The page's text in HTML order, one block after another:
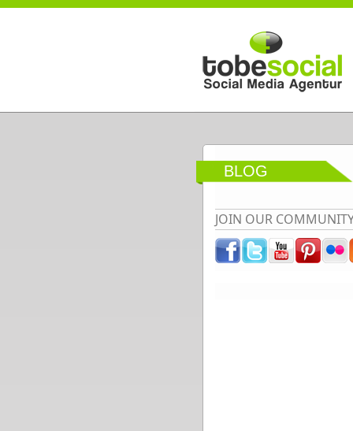
Direkt zum Inhalt
BLOG
JOIN OUR